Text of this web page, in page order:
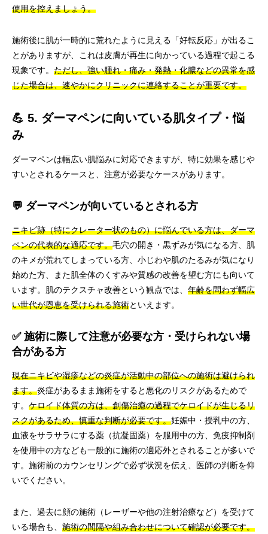
使用を控えましょう。
施術後に肌が一時的に荒れたように見える「好転反応」が出るこ
とがありますが、これは皮膚が再生に向かっている過程で起こる
現象です。 ただし、強い腫れ・痛み・発熱・化膿などの異常を感
じた場合は、速やかにクリニックに連絡することが重要です。
💪 5. ダーマペンに向いている肌タイプ・悩
み
ダーマペンは幅広い肌悩みに対応できますが、特に効果を感じや
すいとされるケースと、注意が必要なケースがあります。
💬 ダーマペンが向いているとされる方
ニキビ跡（特にクレーター状のもの）に悩んでいる方は、ダーマ
ペンの代表的な適応です。毛穴の開き・黒ずみが気になる方、肌
のキメが荒れてしまっている方、小じわや肌のたるみが気になり
始めた方、また肌全体のくすみや質感の改善を望む方にも向いて
います。肌のテクスチャ改善という観点では、 年齢を問わず幅広
い世代が恩恵を受けられる施術といえます。
✅ 施術に際して注意が必要な方・受けられない場
合がある方
現在ニキビや湿疹などの炎症が活動中の部位への施術は避けられ
ます。炎症があるまま施術をすると悪化のリスクがあるためで
す。 ケロイド体質の方は、創傷治癒の過程でケロイドが生じるリ
スクがあるため、慎重な判断が必要です。妊娠中・授乳中の方、
血液をサラサラにする薬（抗凝固薬）を服用中の方、免疫抑制剤
を使用中の方なども一般的に施術の適応外とされることが多いで
す。施術前のカウンセリングで必ず状況を伝え、医師の判断を仰
いでください。
また、過去に顔の施術（レーザーや他の注射治療など）を受けて
いる場合も、 施術の間隔や組み合わせについて確認が必要です。